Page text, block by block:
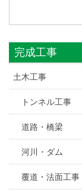
完成工事
土木工事
トンネル工事
道路・橋梁
河川・ダム
覆道・法面工事